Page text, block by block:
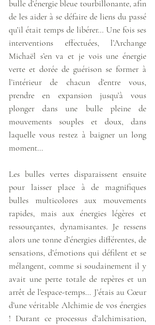
bulle d’énergie bleue tourbillonante, afin
de les aider à se défaire de liens du passé
qu’il était temps de libérer… Une fois ses
interventions effectuées, l’Archange
Michaël s’en va et je vois une énergie
verte et dorée de guérison se former à
l’intérieur de chacun d’entre vous,
prendre en expansion jusqu’à vous
plonger dans une bulle pleine de
mouvements souples et doux, dans
laquelle vous restez à baigner un long
moment…
Les bulles vertes disparaissent ensuite
pour laisser place à de magnifiques
bulles multicolores aux mouvements
rapides, mais aux énergies légères et
ressourçantes, dynamisantes. Je ressens
alors une tonne d’énergies différentes, de
sensations, d’émotions qui défilent et se
mélangent, comme si soudainement il y
avait une perte totale de repères et un
arrêt de l’espace-temps… J’étais au Cœur
d’une véritable Alchimie de vos énergies
! Durant ce processus d’alchimisation,